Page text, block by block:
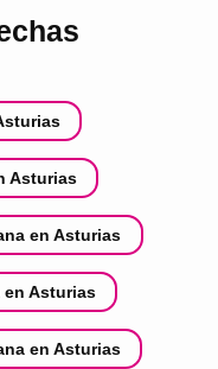
Asturias
en Asturias
en Asturias
en Asturias